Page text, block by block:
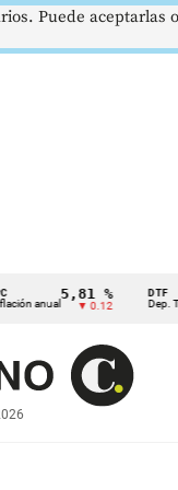
anual
5,81 %
▼ 0.12 Dep.
Puede aceptarlas